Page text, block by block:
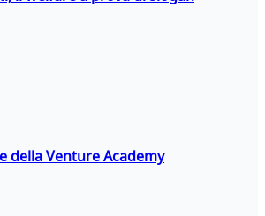
della Venture Academy